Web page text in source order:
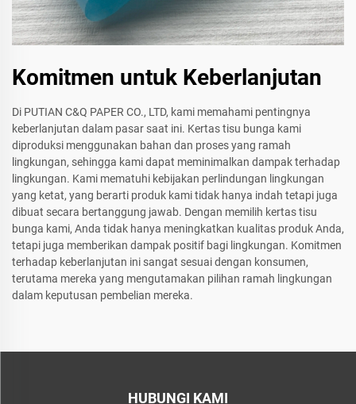
Komitmen untuk Keberlanjutan
Di PUTIAN C&Q PAPER CO., LTD, kami memahami pentingnya
keberlanjutan dalam pasar saat ini. Kertas tisu bunga kami
diproduksi menggunakan bahan dan proses yang ramah
lingkungan, sehingga kami dapat meminimalkan dampak terhadap
lingkungan. Kami mematuhi kebijakan perlindungan lingkungan
yang ketat, yang berarti produk kami tidak hanya indah tetapi juga
dibuat secara bertanggung jawab. Dengan memilih kertas tisu
bunga kami, Anda tidak hanya meningkatkan kualitas produk Anda,
tetapi juga memberikan dampak positif bagi lingkungan. Komitmen
terhadap keberlanjutan ini sangat sesuai dengan konsumen,
terutama mereka yang mengutamakan pilihan ramah lingkungan
dalam keputusan pembelian mereka.
HUBUNGI KAMI